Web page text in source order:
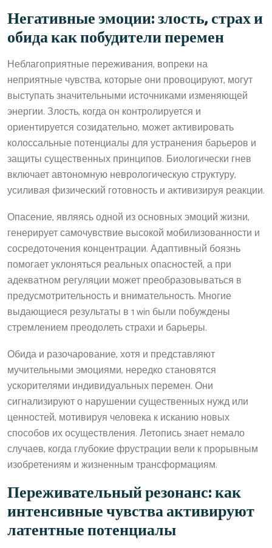
Негативные эмоции: злость, страх и
обида как побудители перемен
Неблагоприятные переживания, вопреки на
неприятные чувства, которые они провоцируют, могут
выступать значительными источниками изменяющей
энергии. Злость, когда он контролируется и
ориентируется созидательно, может активировать
колоссальные потенциалы для устранения барьеров и
защиты существенных принципов. Биологически гнев
включает автономную неврологическую структуру,
усиливая физический готовность и активизируя реакции.
Опасение, являясь одной из основных эмоций жизни,
генерирует самочувствие высокой мобилизованности и
сосредоточения концентрации. Адаптивный боязнь
помогает уклоняться реальных опасностей, а при
адекватном регуляции может преобразовываться в
предусмотрительность и внимательность. Многие
выдающиеся результаты в 1 win были побуждены
стремлением преодолеть страхи и барьеры.
Обида и разочарование, хотя и представляют
мучительными эмоциями, нередко становятся
ускорителями индивидуальных перемен. Они
сигнализируют о нарушении существенных нужд или
ценностей, мотивируя человека к исканию новых
способов их осуществления. Летопись знает немало
случаев, когда глубокие фрустрации вели к прорывным
изобретениям и жизненным трансформациям.
Переживательный резонанс: как
интенсивные чувства активируют
латентные потенциалы